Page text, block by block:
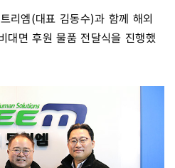
리엠(대표 김동수)과 함께 해외
대면 후원 물품 전달식을 진행했